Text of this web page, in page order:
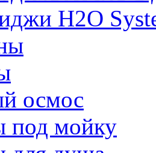
H2O
осмос
под мойку